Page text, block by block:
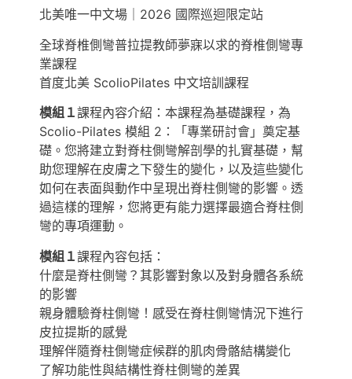
北美唯一中文場｜2026 國際巡迴限定站
全球脊椎側彎普拉提教師夢寐以求的脊椎側彎專
業課程
首度北美 ScolioPilates 中文培訓課程
模組１課程內容介紹：本課程為基礎課程，為
Scolio-Pilates 模組 2：「專業研討會」奠定基
礎。您將建立對脊柱側彎解剖學的扎實基礎，幫
助您理解在皮膚之下發生的變化，以及這些變化
如何在表面與動作中呈現出脊柱側彎的影響。透
過這樣的理解，您將更有能力選擇最適合脊柱側
彎的專項運動。
模組１課程內容包括：
什麼是脊柱側彎？其影響對象以及對身體各系統
的影響
親身體驗脊柱側彎！感受在脊柱側彎情況下進行
皮拉提斯的感覺
理解伴隨脊柱側彎症候群的肌肉骨骼結構變化
了解功能性與結構性脊柱側彎的差異